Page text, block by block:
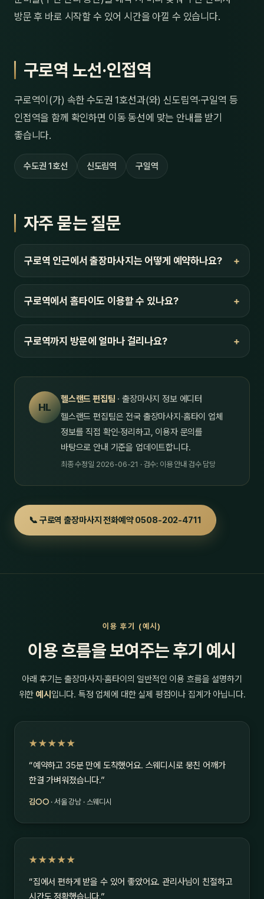
방문 후 바로 시작할 수 있어 시간을 아낄 수 있습니다.
구로역 노선·인접역
구로역이(가) 속한 수도권 1호선과(와) 신도림역·구일역 등
인접역을 함께 확인하면 이동 동선에 맞는 안내를 받기
좋습니다.
수도권 1호선 신도림역 구일역
자주 묻는 질문
구로역 인근에서 출장마사지는 어떻게 예약하나요?
구로역에서 홈타이도 이용할 수 있나요?
구로역까지 방문에 얼마나 걸리나요?
HL
헬스랜드 편집팀 · 출장마사지 정보 에디터
헬스랜드 편집팀은 전국 출장마사지·홈타이 업체
정보를 직접 확인·정리하고, 이용자 문의를
바탕으로 안내 기준을 업데이트합니다.
최종 수정일 2026-06-21 · 검수: 이용 안내 검수 담당
📞 구로역 출장마사지 전화예약 0508-202-4711
이용 후기 (예시)
이용 흐름을 보여주는 후기 예시
아래 후기는 출장마사지·홈타이의 일반적인 이용 흐름을 설명하기
위한예시 입니다. 특정 업체에 대한 실제 평점이나 집계가 아닙니다.
★★★★★
“예약하고 35분 만에 도착했어요. 스웨디시로 뭉친 어깨가
한결 가벼워졌습니다.”
김○○ · 서울 강남 · 스웨디시
★★★★★
“집에서 편하게 받을 수 있어 좋았어요. 관리사님이 친절하고
시간도 정확했습니다.”